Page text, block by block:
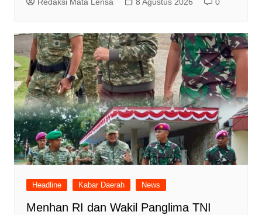
Headline Kabar Daerah News
Menhan RI dan Wakil Panglima TNI